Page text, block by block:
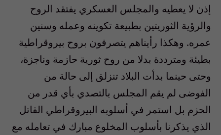
إذن لا يعطيه والمجلس العسكري يفتقد الروح
والرؤية الثوريتين بطبيعة تكوينه وعمله وسنين
عمره. وهكذا رأيناهم يتصرفون بروح بيروقراطية
بطيئة ومترددة بدلا من روح ثورية حازمة وناجزة،
وحتى حينما بدأت البلاد تنزلق إلى حالة من
الفوضى لم يقم المجلس بالتصدي بأي قدر من
الحزم بل استمر في أسلوبه البيروقراطي القاتل
الذي يذكرنا بأسلوب المخلوع مبارك في تعامله مع